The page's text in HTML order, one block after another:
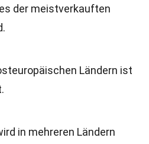
der meistverkauften
Ländern ist
in mehreren Ländern